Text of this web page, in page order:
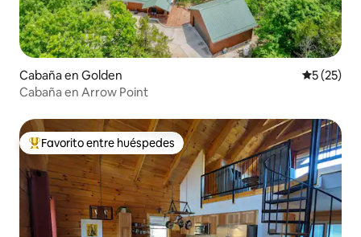
Cabaña en Golden
5 (25)
Cabaña en Arrow Point
Favorito entre los huéspedes más destacados
Favorito entre huéspedes